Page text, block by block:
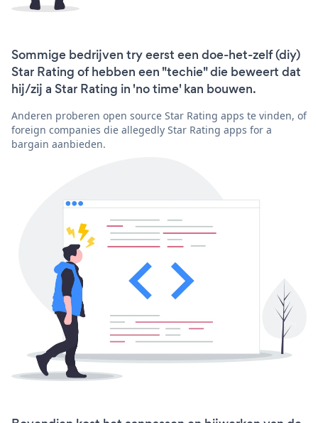
Sommige bedrijven try eerst een doe-het-zelf (diy)
Star Rating of hebben een "techie" die beweert dat
hij/zij a Star Rating in 'no time' kan bouwen.
Anderen proberen open source Star Rating apps te vinden, of
foreign companies die allegedly Star Rating apps for a
bargain aanbieden.